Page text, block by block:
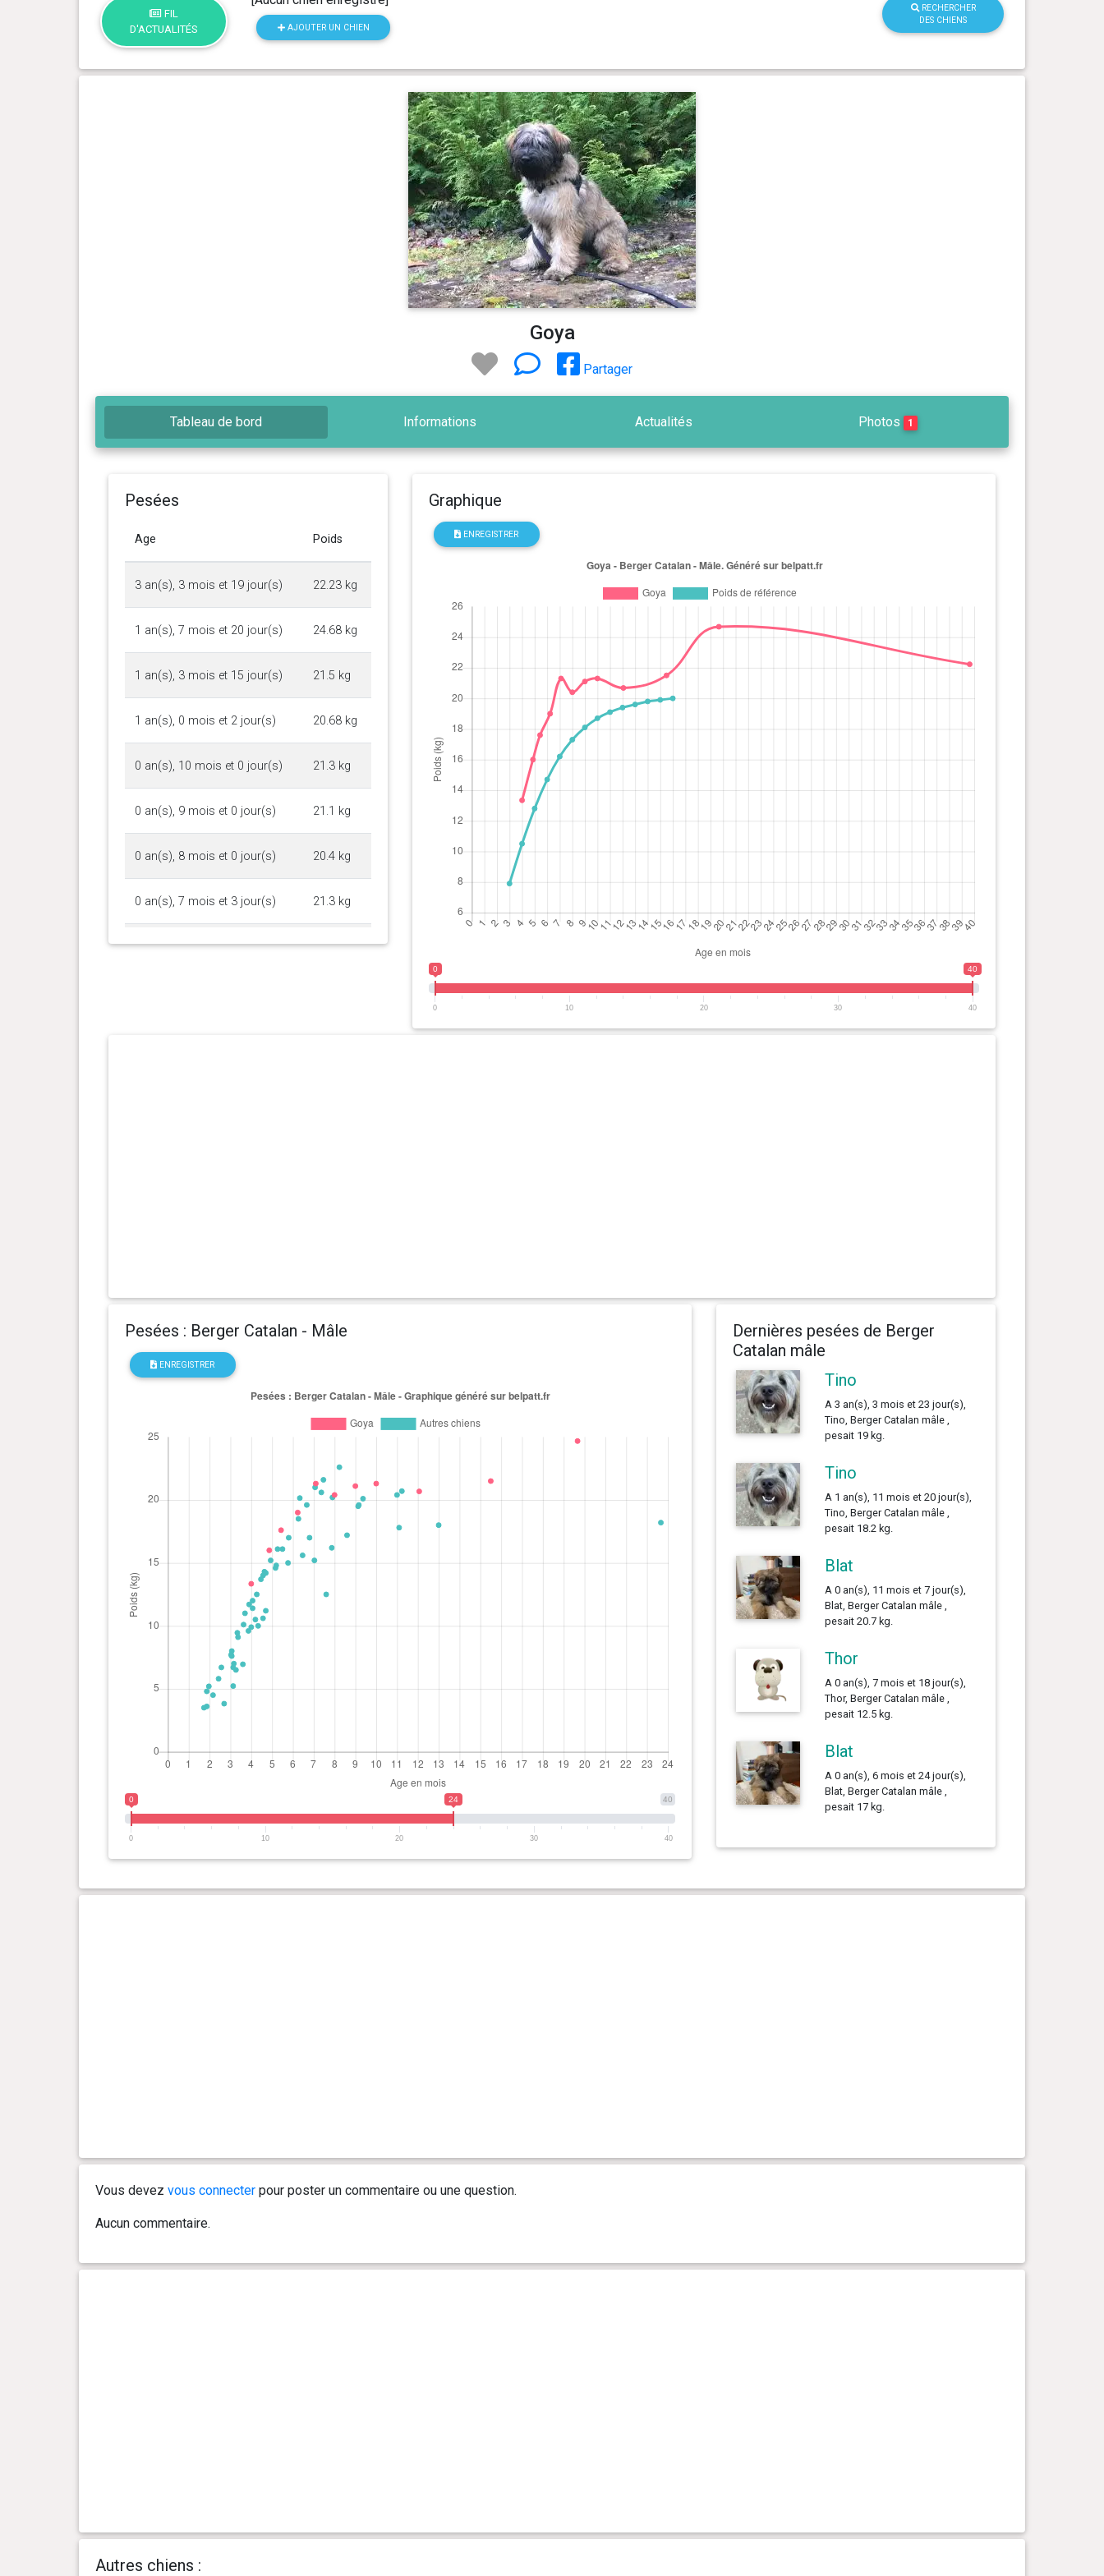
FIL
D'ACTUALITÉS
AJOUTER UN CHIEN
RECHERCHER
DES CHIENS
Goya
Partager
Tableau de bord Informations Actualités Photos 1
Pesées
Age Poids
3 an(s), 3 mois et 19 jour(s) 22.23 kg
1 an(s), 7 mois et 20 jour(s) 24.68 kg
1 an(s), 3 mois et 15 jour(s) 21.5 kg
1 an(s), 0 mois et 2 jour(s) 20.68 kg
0 an(s), 10 mois et 0 jour(s) 21.3 kg
0 an(s), 9 mois et 0 jour(s) 21.1 kg
0 an(s), 8 mois et 0 jour(s) 20.4 kg
0 an(s), 7 mois et 3 jour(s) 21.3 kg
0 an(s), 6 mois et 7 jour(s) 19 kg
Graphique
ENREGISTRER
0 40
0 10 20 30 40
Pesées : Berger Catalan - Mâle
ENREGISTRER
40
0 24
0 10 20 30 40
Dernières pesées de Berger
Catalan mâle
Tino
A 3 an(s), 3 mois et 23 jour(s),
Tino, Berger Catalan mâle ,
pesait 19 kg.
Tino
A 1 an(s), 11 mois et 20 jour(s),
Tino, Berger Catalan mâle ,
pesait 18.2 kg.
Blat
A 0 an(s), 11 mois et 7 jour(s),
Blat, Berger Catalan mâle ,
pesait 20.7 kg.
Thor
A 0 an(s), 7 mois et 18 jour(s),
Thor, Berger Catalan mâle ,
pesait 12.5 kg.
Blat
A 0 an(s), 6 mois et 24 jour(s),
Blat, Berger Catalan mâle ,
pesait 17 kg.
Vous devez vous connecterpour poster un commentaire ou une question.
Aucun commentaire.
Autres chiens :